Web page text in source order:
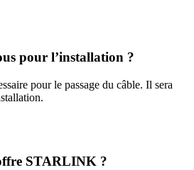
pour l’installation ?
pour le passage du câble. Il sera
STARLINK ?